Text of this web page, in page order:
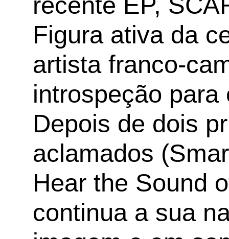
Figura ativa da
artista franco-
introspeção
Depois de dois
aclamados
Hear the Sound
continua a sua